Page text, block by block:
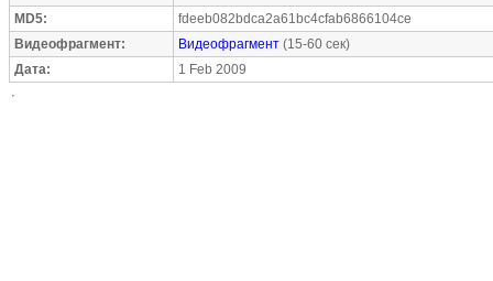
MD5:
fdeeb082bdca2a61bc4cfab6866104ce
Видеофрагмент:
Видеофрагмент (15-60 сек)
Дата:
1 Feb 2009